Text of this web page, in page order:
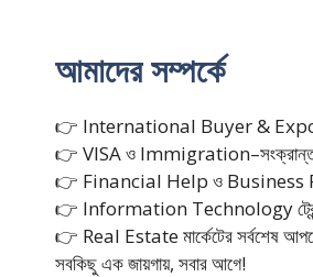
আমাদের সম্পর্কে
👉 International Buyer &
👉 VISA ও Immigration–সংক্রান্ত
👉 Financial Help ও Business
👉 Information Technology
👉 Real Estate মার্কেটের সর্বশেষ
সবকিছু এক জায়গায়, সবার আগে!